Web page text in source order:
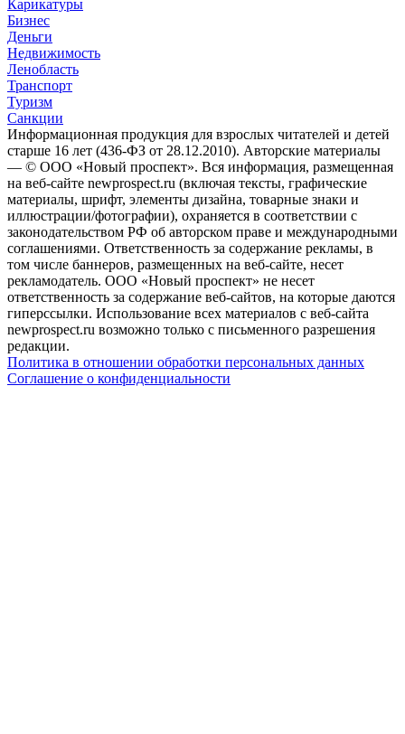
Карикатуры
Бизнес
Деньги
Недвижимость
Ленобласть
Транспорт
Туризм
Санкции
Информационная продукция для взрослых читателей и детей
старше 16 лет (436-ФЗ от 28.12.2010). Авторские материалы
— © ООО «Новый проспект». Вся информация, размещенная
на веб-сайте newprospect.ru (включая тексты, графические
материалы, шрифт, элементы дизайна, товарные знаки и
иллюстрации/фотографии), охраняется в соответствии с
законодательством РФ об авторском праве и международными
соглашениями. Ответственность за содержание рекламы, в
том числе баннеров, размещенных на веб-сайте, несет
рекламодатель. ООО «Новый проспект» не несет
ответственность за содержание веб-сайтов, на которые даются
гиперссылки. Использование всех материалов с веб-сайта
newprospect.ru возможно только с письменного разрешения
редакции.
Политика в отношении обработки персональных данных
Соглашение о конфиденциальности